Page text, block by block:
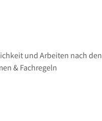
und Arbeiten nach den
& Fachregeln